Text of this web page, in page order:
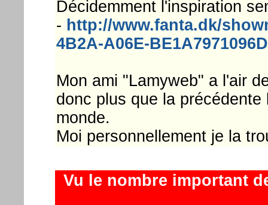
Décidemment l'inspiration
- http://www.fanta.dk/
4B2A-A06E-BE1A7971096D
Mon ami "Lamyweb" a l'air
donc plus que la
monde.
Moi personnellement je la
Vu le nombre important